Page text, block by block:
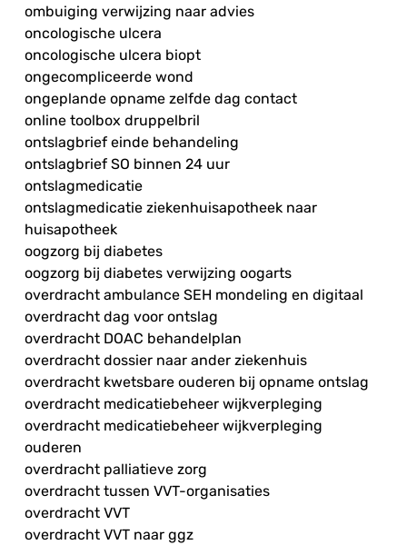
ombuiging verwijzing naar advies
oncologische ulcera
oncologische ulcera biopt
ongecompliceerde wond
ongeplande opname zelfde dag contact
online toolbox druppelbril
ontslagbrief einde behandeling
ontslagbrief SO binnen 24 uur
ontslagmedicatie
ontslagmedicatie ziekenhuisapotheek naar
huisapotheek
oogzorg bij diabetes
oogzorg bij diabetes verwijzing oogarts
overdracht ambulance SEH mondeling en digitaal
overdracht dag voor ontslag
overdracht DOAC behandelplan
overdracht dossier naar ander ziekenhuis
overdracht kwetsbare ouderen bij opname ontslag
overdracht medicatiebeheer wijkverpleging
overdracht medicatiebeheer wijkverpleging
ouderen
overdracht palliatieve zorg
overdracht tussen VVT-organisaties
overdracht VVT
overdracht VVT naar ggz